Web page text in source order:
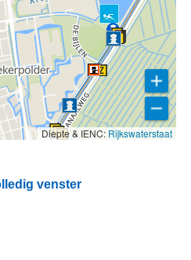
Diepte & IENC: Rijkswaterstaat
venster